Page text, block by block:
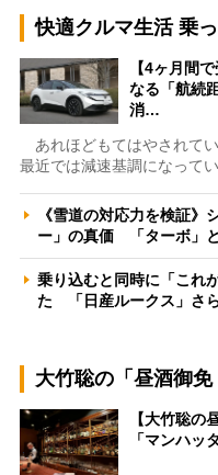
快適クルマ生活 乗
【4ヶ月間
なる「航続
消…
あれほどもてはやされてい
最近では減速基調になって
《雪道の対応力を検証》
ー」の真価 「ターボ」
乗り込むと同時に「これ
た 「日産ルークス」さ
大竹聡の「昼酒御免
【大竹聡の
「マンハ